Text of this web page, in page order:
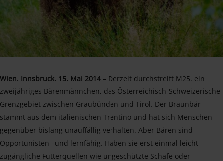
Wien, Innsbruck, 15. Mai 2014 – Derzeit durchstreift M25, ein
zweijähriges Bärenmännchen, das Österreichisch-Schweizerische
Grenzgebiet zwischen Graubünden und Tirol. Der Braunbär
stammt aus dem italienischen Trentino und hat sich Menschen
gegenüber bislang unauffällig verhalten. Aber Bären sind
Opportunisten –und lernfähig. Haben sie erst einmal leicht
zugängliche Futterquellen wie ungeschützte Schafe oder